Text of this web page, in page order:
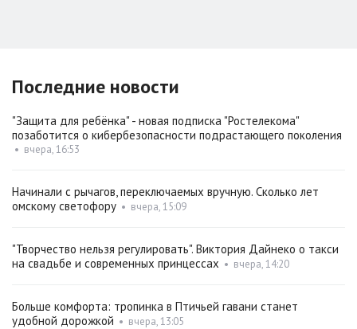
Последние новости
"Защита для ребёнка" - новая подписка "Ростелекома"
позаботится о кибербезопасности подрастающего поколения
• вчера, 16:53
Начинали с рычагов, переключаемых вручную. Сколько лет
омскому светофору • вчера, 15:09
"Творчество нельзя регулировать". Виктория Дайнеко о такси
на свадьбе и современных принцессах • вчера, 14:20
Больше комфорта: тропинка в Птичьей гавани станет
удобной дорожкой • вчера, 13:05